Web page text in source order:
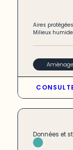
Aires
Milieux
Données et